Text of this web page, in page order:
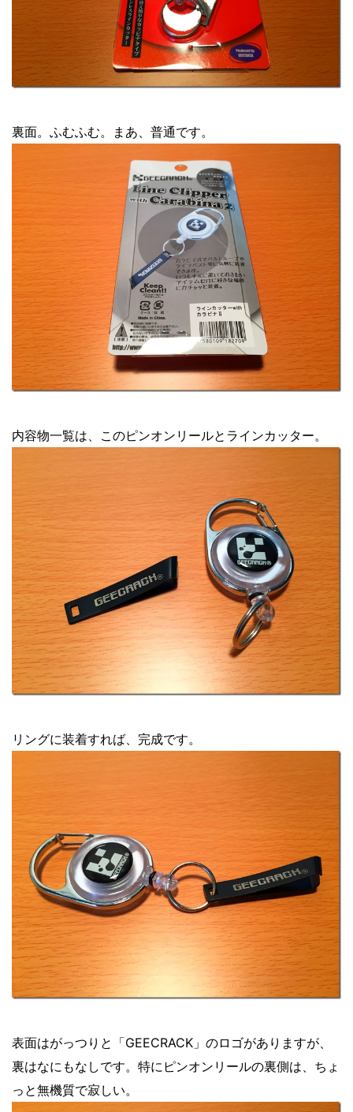
裏面。ふむふむ。まあ、普通です。
内容物一覧は、このピンオンリールとラインカッター。
リングに装着すれば、完成です。
表面はがっつりと「GEECRACK」のロゴがありますが、
裏はなにもなしです。特にピンオンリールの裏側は、ちょ
っと無機質で寂しい。